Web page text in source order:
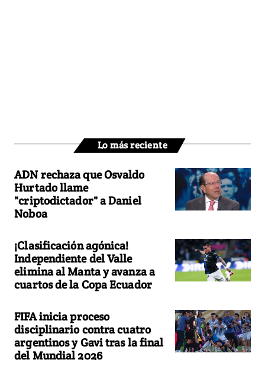
Lo más reciente
ADN rechaza que Osvaldo
Hurtado llame
"criptodictador" a Daniel
Noboa
¡Clasificación agónica!
Independiente del Valle
elimina al Manta y avanza a
cuartos de la Copa Ecuador
FIFA inicia proceso
disciplinario contra cuatro
argentinos y Gavi tras la final
del Mundial 2026